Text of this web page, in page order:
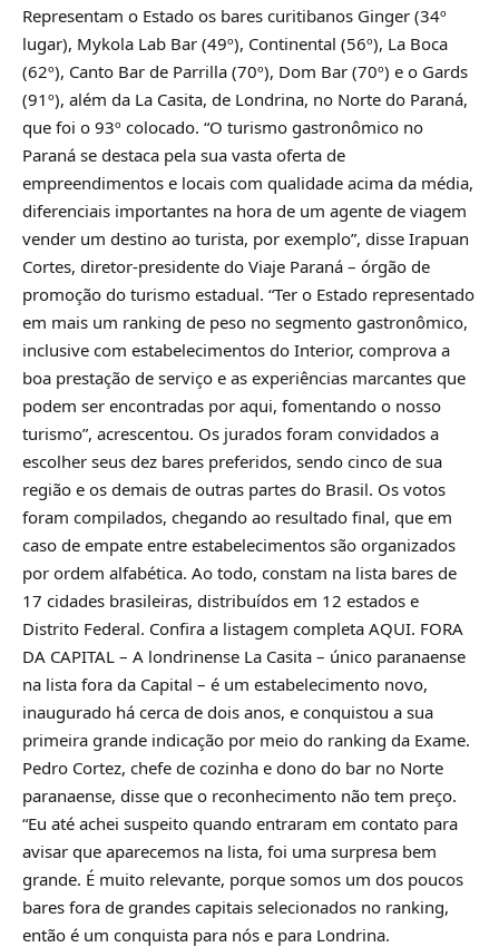
Representam o Estado os bares curitibanos Ginger (34º
lugar), Mykola Lab Bar (49º), Continental (56º), La Boca
(62º), Canto Bar de Parrilla (70º), Dom Bar (70º) e o Gards
(91º), além da La Casita, de Londrina, no Norte do Paraná,
que foi o 93º colocado. “O turismo gastronômico no
Paraná se destaca pela sua vasta oferta de
empreendimentos e locais com qualidade acima da média,
diferenciais importantes na hora de um agente de viagem
vender um destino ao turista, por exemplo”, disse Irapuan
Cortes, diretor-presidente do Viaje Paraná – órgão de
promoção do turismo estadual. “Ter o Estado representado
em mais um ranking de peso no segmento gastronômico,
inclusive com estabelecimentos do Interior, comprova a
boa prestação de serviço e as experiências marcantes que
podem ser encontradas por aqui, fomentando o nosso
turismo”, acrescentou. Os jurados foram convidados a
escolher seus dez bares preferidos, sendo cinco de sua
região e os demais de outras partes do Brasil. Os votos
foram compilados, chegando ao resultado final, que em
caso de empate entre estabelecimentos são organizados
por ordem alfabética. Ao todo, constam na lista bares de
17 cidades brasileiras, distribuídos em 12 estados e
Distrito Federal. Confira a listagem completa AQUI. FORA
DA CAPITAL – A londrinense La Casita – único paranaense
na lista fora da Capital – é um estabelecimento novo,
inaugurado há cerca de dois anos, e conquistou a sua
primeira grande indicação por meio do ranking da Exame.
Pedro Cortez, chefe de cozinha e dono do bar no Norte
paranaense, disse que o reconhecimento não tem preço.
“Eu até achei suspeito quando entraram em contato para
avisar que aparecemos na lista, foi uma surpresa bem
grande. É muito relevante, porque somos um dos poucos
bares fora de grandes capitais selecionados no ranking,
então é um conquista para nós e para Londrina.